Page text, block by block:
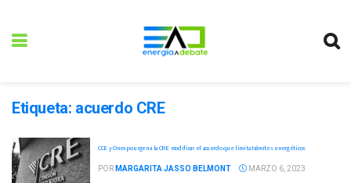
Etiqueta: acuerdo CRE
CCE y Onexpo urgen a la CRE modificar el acuerdo que limita trámites energéticos
POR MARGARITA JASSO BELMONT MARZO 6, 2023